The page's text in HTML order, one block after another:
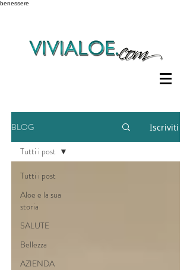
benessere
BLOG Iscriviti
Tutti i post
Aloe e la sua
storia
SALUTE
Bellezza
AZIENDA
Tutti i post